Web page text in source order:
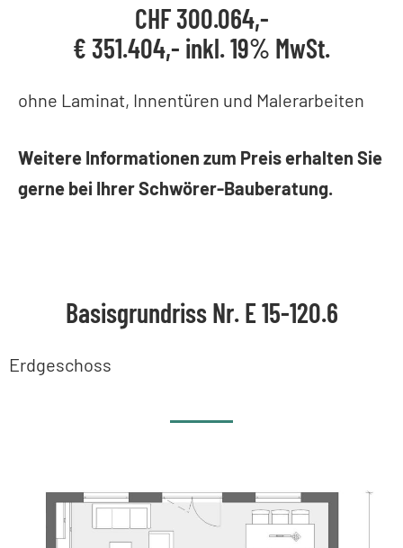
CHF 300.064,-
€ 351.404,- inkl. 19% MwSt.
ohne Laminat, Innentüren und Malerarbeiten
Weitere Informationen zum Preis erhalten Sie
gerne bei Ihrer Schwörer-Bauberatung.
Basisgrundriss Nr. E 15-120.6
Erdgeschoss